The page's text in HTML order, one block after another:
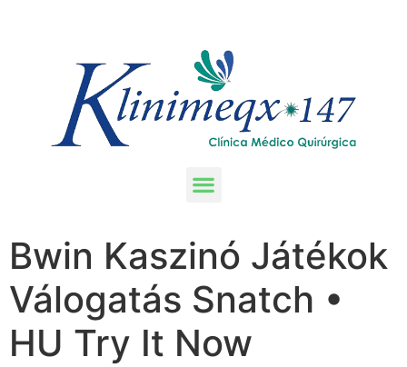
Bwin Kaszinó Játékok
Válogatás Snatch •
HU Try It Now